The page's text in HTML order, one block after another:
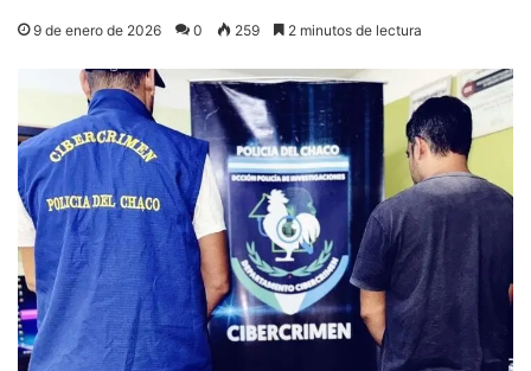
9 de enero de 2026 0 259 2 minutos de lectura